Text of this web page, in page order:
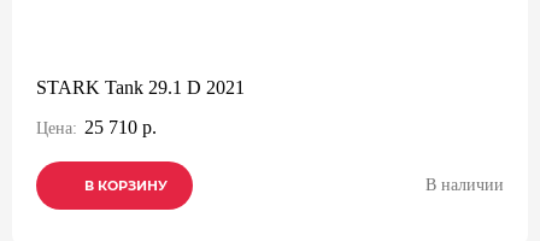
STARK Tank 29.1 D 2021
Цена: 25 710 р.
В КОРЗИНУ
В КОРЗИНУ
В КОРЗИНУ В наличии